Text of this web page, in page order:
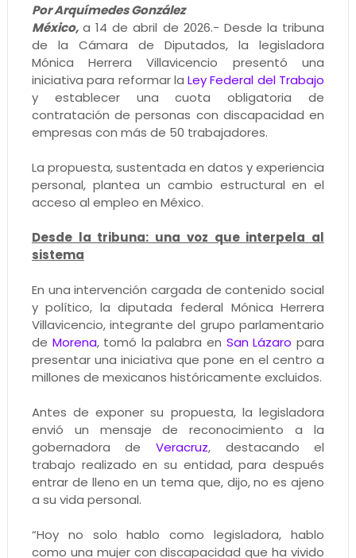
Por Arquímedes González
México,a 14 de abril de 2026.- Desde la tribuna
de la Cámara de Diputados, la legisladora
Mónica Herrera Villavicencio presentó una
iniciativa para reformar laLey Federal del Trabajo
y establecer una cuota obligatoria de
contratación de personas con discapacidad en
empresas con más de 50 trabajadores.
La propuesta, sustentada en datos y experiencia
personal, plantea un cambio estructural en el
acceso al empleo en México.
Desde la tribuna: una voz que interpela al
sistema
En una intervención cargada de contenido social
y político, la diputada federal Mónica Herrera
Villavicencio, integrante del grupo parlamentario
de Morena, tomó la palabra en San Lázaro para
presentar una iniciativa que pone en el centro a
millones de mexicanos históricamente excluidos.
Antes de exponer su propuesta, la legisladora
envió un mensaje de reconocimiento a la
gobernadora de Veracruz, destacando el
trabajo realizado en su entidad, para después
entrar de lleno en un tema que, dijo, no es ajeno
a su vida personal.
“Hoy no solo hablo como legisladora, hablo
como una mujer con discapacidad que ha vivido